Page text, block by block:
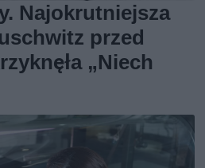
Najokrutniejsza
przed
„Niech